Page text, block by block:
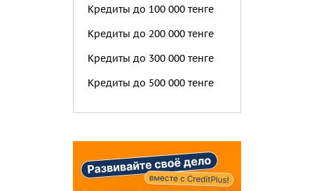
Кредиты до 100 000 тенге
Кредиты до 200 000 тенге
Кредиты до 300 000 тенге
Кредиты до 500 000 тенге